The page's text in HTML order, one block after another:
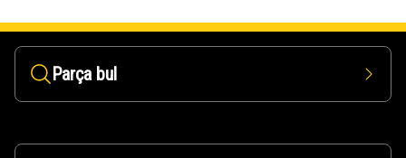
Parça bul